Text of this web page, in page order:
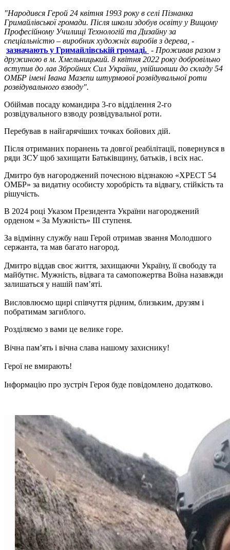
"Народився Герой 24 квітня 1993 року в селі Пізнанка
Гримайлівської громади. Після школи здобув освіту у Вищому
Професійному Училищі Технологій та Дизайну за
спеціальністю – виробник художніх виробів з дерева, -
зазначають у Гримайлівській громаді. - Проживав разом з
дружиною в м. Хмельницький. 8 квітня 2022 року добровільно
вступив до лав Збройних Сил України, увійшовши до складу 54
ОМБР імені Івана Мазепи штурмової розвідувальної роти
розвідувального взводу".
Обіймав посаду командира 3-го відділення 2-го
розвідувального взводу розвідувальної роти.
Перебував в найгарячіших точках бойових дій.
Після отриманих поранень та довгої реабілітації, повернувся в
ряди ЗСУ щоб захищати Батьківщину, батьків, і всіх нас.
Дмитро був нагороджений почесною відзнакою «ХРЕСТ 54
ОМБР» за видатну особисту хоробрість та відвагу, стійкість та
рішучість.
В 2024 році Указом Президента України нагороджений
орденом « За Мужність» ІІІ ступеня.
За відмінну службу наш Герой отримав звання Молодшого
сержанта, та мав багато нагород.
Дмитро віддав своє життя, захищаючи Україну, її свободу та
майбутнє. Мужність, відвага та самопожертва Воїна назавжди
залишаться у нашій пам’яті.
Висловлюємо щирі співчуття рідним, близьким, друзям і
побратимам загиблого.
Розділяємо з вами це велике горе.
Вічна пам’ять і вічна слава нашому захиснику!
Герої не вмирають!
Інформацію про зустріч Героя буде повідомлено додатково.